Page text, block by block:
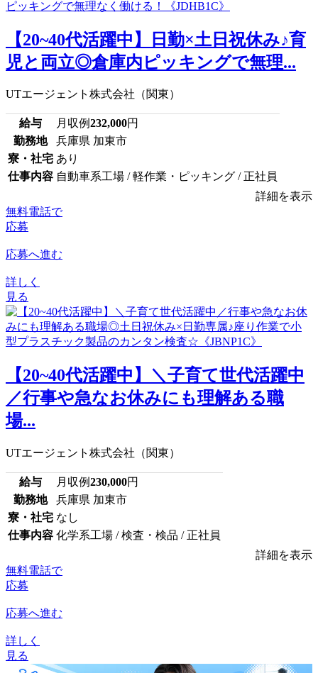
【20~40代活躍中】日勤×土日祝休み♪育
児と両立◎倉庫内ピッキングで無理...
UTエージェント株式会社（関東）
給与 月収例232,000円
勤務地
兵庫県 加東市
寮・社宅 あり
仕事内容 自動車系工場 / 軽作業・ピッキング / 正社員
詳細を表示
無料電話で
応募
応募へ進む
詳しく
見る
【20~40代活躍中】＼子育て世代活躍中
／行事や急なお休みにも理解ある職
場...
UTエージェント株式会社（関東）
給与 月収例230,000円
勤務地
兵庫県 加東市
寮・社宅 なし
仕事内容 化学系工場 / 検査・検品 / 正社員
詳細を表示
無料電話で
応募
応募へ進む
詳しく
見る